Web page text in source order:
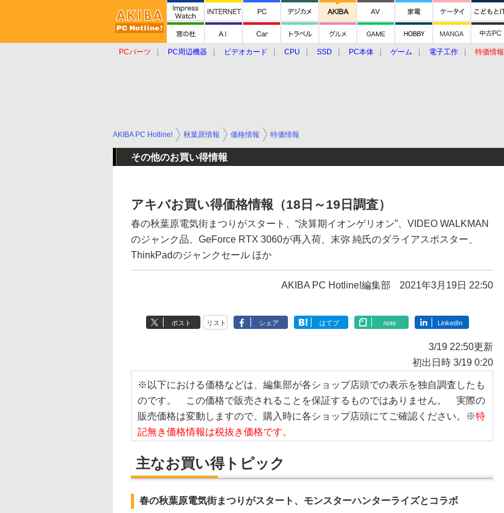
PCパーツ PC周辺機器 ビデオカード CPU SSD PC本体 ゲーム 電子工作 特価情報
AKIBA PC Hotline! 秋葉原情報 価格情報 特価情報
その他のお買い得情報
アキバお買い得価格情報（18日～19日調査）
春の秋葉原電気街まつりがスタート、“決算期イオンゲリオン”、VIDEO WALKMAN
のジャンク品、GeForce RTX 3060が再入荷、末弥 純氏のダライアスポスター、
ThinkPadのジャンクセール ほか
AKIBA PC Hotline!編集部 2021年3月19日 22:50
ポスト リスト シェア はてブ note LinkedIn
3/19 22:50更新
初出日時 3/19 0:20
※以下における価格などは、編集部が各ショップ店頭での表示を独自調査したも
のです。 この価格で販売されることを保証するものではありません。 実際の
販売価格は変動しますので、購入時に各ショップ店頭にてご確認ください。※特
記無き価格情報は税抜き価格です。
主なお買い得トピック
春の秋葉原電気街まつりがスタート、モンスターハンターライズとコラボ